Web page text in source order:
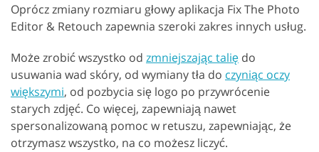
Oprócz zmiany rozmiaru głowy aplikacja Fix The Photo
Editor & Retouch zapewnia szeroki zakres innych usług.
Może zrobić wszystko od zmniejszając talię do
usuwania wad skóry, od wymiany tła do czyniąc oczy
większymi, od pozbycia się logo po przywrócenie
starych zdjęć. Co więcej, zapewniają nawet
spersonalizowaną pomoc w retuszu, zapewniając, że
otrzymasz wszystko, na co możesz liczyć.